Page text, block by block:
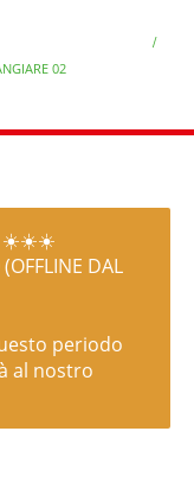
02
☀️☀️☀️
DAL
periodo
al nostro